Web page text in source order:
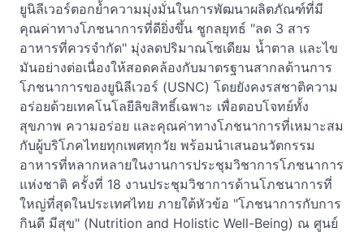
ยูนิลีเวอร์ตอกย้ำความมุ่งมั่นในการพัฒนาผลิตภัณฑ์ที่มี
คุณค่าทางโภชนาการที่ดียิ่งขึ้น ชูกลยุทธ์ "ลด 3 สาร
อาหารที่ควรจำกัด" มุ่งลดปริมาณโซเดียม น้ำตาล และไข
มันอย่างต่อเนื่องให้สอดคล้องกับมาตรฐานสากลด้านการ
โภชนาการของยูนิลีเวอร์ (USNC) โดยยังคงรสชาติความ
อร่อยด้วยเทคโนโลยีลิขสิทธิ์เฉพาะ เพื่อตอบโจทย์ทั้ง
สุขภาพ ความอร่อย และคุณค่าทางโภชนาการที่เหมาะสม
กับผู้บริโภคไทยทุกเพศทุกวัย พร้อมนำเสนอนวัตกรรม
อาหารที่หลากหลายในงานการประชุมวิชาการโภชนาการ
แห่งชาติ ครั้งที่ 18 งานประชุมวิชาการด้านโภชนาการที่
ใหญ่ที่สุดในประเทศไทย ภายใต้หัวข้อ "โภชนาการกับการ
กินดี มีสุข" (Nutrition and Holistic Well-Being) ณ ศูนย์